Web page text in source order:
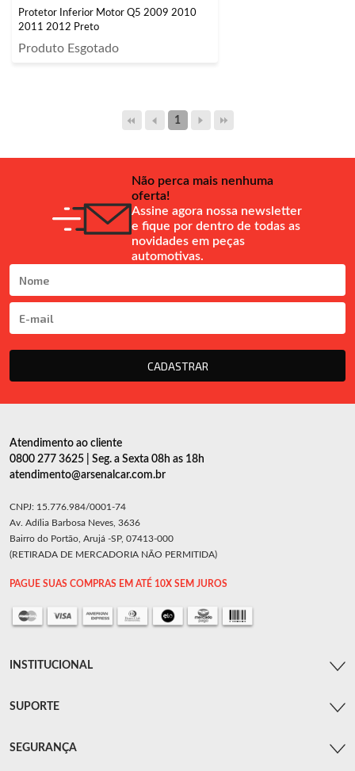
Protetor Inferior Motor Q5 2009 2010
2011 2012 Preto
Produto Esgotado
1
Não perca mais nenhuma
oferta!
Assine agora nossa newsletter
e fique por dentro de todas as
novidades em peças
automotivas.
CADASTRAR
Atendimento ao cliente
0800 277 3625 | Seg. a Sexta 08h as 18h
atendimento@arsenalcar.com.br
CNPJ: 15.776.984/0001-74
Av. Adília Barbosa Neves, 3636
Bairro do Portão, Arujá -SP, 07413-000
(RETIRADA DE MERCADORIA NÃO PERMITIDA)
PAGUE SUAS COMPRAS EM ATÉ 10X SEM JUROS
INSTITUCIONAL
SUPORTE
SEGURANÇA